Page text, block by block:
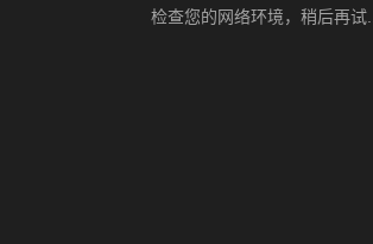
检查您的网络环境，稍后再试...